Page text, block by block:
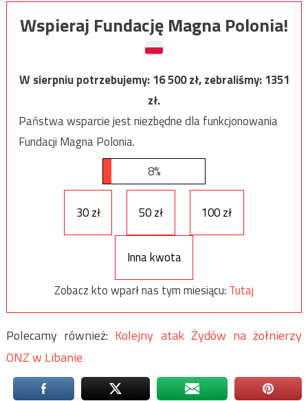
Wspieraj Fundację Magna Polonia!
W sierpniu potrzebujemy:16 500zł, zebraliśmy:1351
zł.
Państwa wsparcie jest niezbędne dla funkcjonowania
Fundacji Magna Polonia.
8%
30 zł 50 zł 100 zł
Inna kwota
Zobacz kto wparł nas tym miesiącu: Tutaj
Polecamy również: Kolejny atak Żydów na żołnierzy
ONZ w Libanie